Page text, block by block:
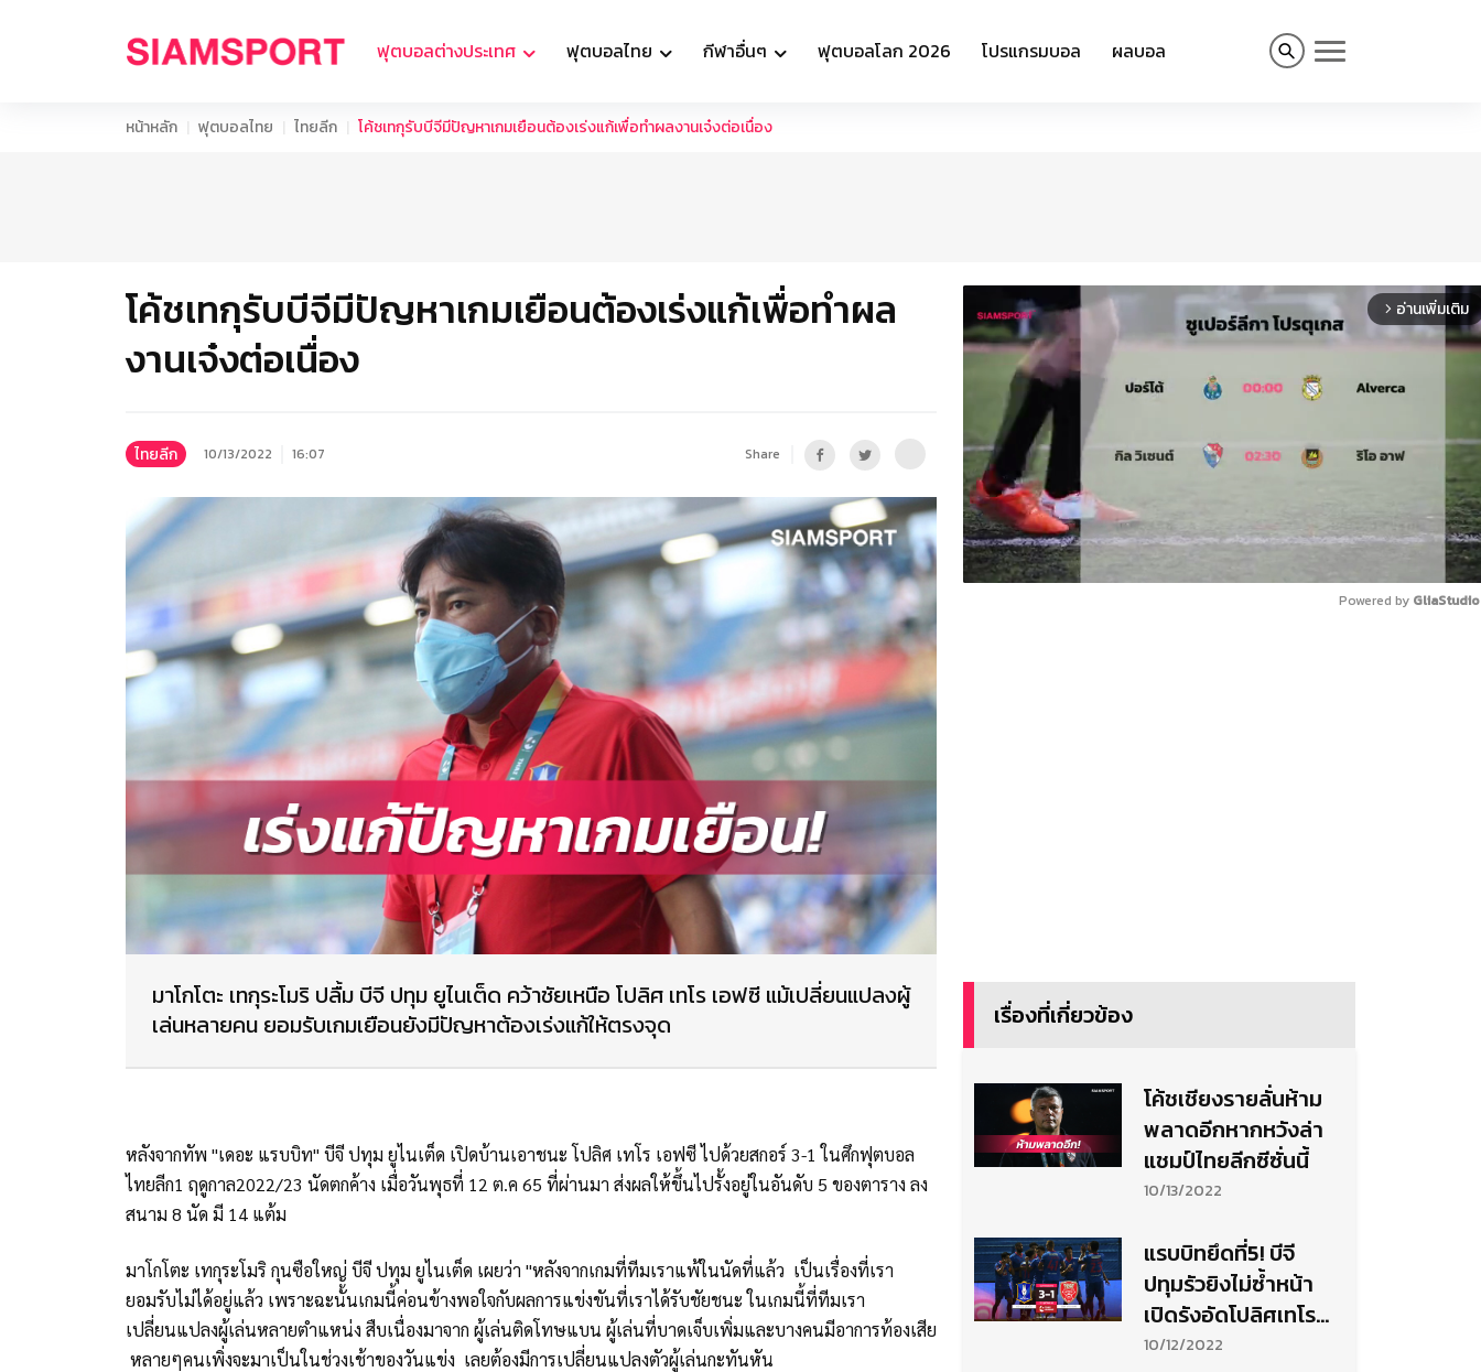
ฟุตบอลต่างประเทศ ฟุตบอลไทย กีฬาอื่นๆ ฟุตบอลโลก 2026 โปรแกรมบอล ผลบอล
หน้าหลัก ฟุตบอลไทย ไทยลีก โค้ชเทกุรับบีจีมีปัญหาเกมเยือนต้องเร่งแก้เพื่อทำผลงานเจ๋งต่อเนื่อง
โค้ชเทกุรับบีจีมีปัญหาเกมเยือนต้องเร่งแก้เพื่อทำผล
งานเจ๋งต่อเนื่อง
ไทยลีก 10/13/2022 16:07 Share
มาโกโตะ เทกุระโมริ ปลื้ม บีจี ปทุม ยูไนเต็ด คว้าชัยเหนือ โปลิศ เทโร เอฟซี แม้เปลี่ยนแปลงผู้
เล่นหลายคน ยอมรับเกมเยือนยังมีปัญหาต้องเร่งแก้ให้ตรงจุด
หลังจากทัพ "เดอะ แรบบิท" บีจี ปทุม ยูไนเต็ด เปิดบ้านเอาชนะ โปลิศ เทโร เอฟซี ไปด้วยสกอร์ 3-1 ในศึกฟุตบอล
ไทยลีก1 ฤดูกาล2022/23 นัดตกค้าง เมื่อวันพุธที่ 12 ต.ค 65 ที่ผ่านมา ส่งผลให้ขึ้นไปรั้งอยู่ในอันดับ 5 ของตาราง ลง
สนาม 8 นัด มี 14 แต้ม
มาโกโตะ เทกุระโมริ กุนซือใหญ่ บีจี ปทุม ยูไนเต็ด เผยว่า "หลังจากเกมที่ทีมเราแพ้ในนัดที่แล้ว เป็นเรื่องที่เรา
ยอมรับไม่ได้อยู่แล้ว เพราะฉะนั้นเกมนี้ค่อนข้างพอใจกับผลการแข่งขันที่เราได้รับชัยชนะ ในเกมนี้ที่ทีมเรา
เปลี่ยนแปลงผู้เล่นหลายตำแหน่ง สืบเนื่องมาจาก ผู้เล่นติดโทษแบน ผู้เล่นที่บาดเจ็บเพิ่มและบางคนมีอาการท้องเสีย
หลายๆคนเพิ่งจะมาเป็นในช่วงเช้าของวันแข่ง เลยต้องมีการเปลี่ยนแปลงตัวผู้เล่นกะทันหัน
arrow_forward_ios อ่านเพิ่มเติม
Powered by
เรื่องที่เกี่ยวข้อง
โค้ชเชียงรายลั่นห้าม
พลาดอีกหากหวังล่า
แชมป์ไทยลีกซีซั่นนี้
10/13/2022
แรบบิทยึดที่5! บีจี
ปทุมรัวยิงไม่ซ้ำหน้า
เปิดรังอัดโปลิศเทโร
นิ่ม
10/12/2022